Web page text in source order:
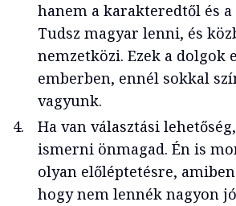
hanem a karakteredtől és a
Tudsz magyar lenni, és
nemzetközi. Ezek a dolgok
emberben, ennél sokkal
vagyunk.
Ha van választási
ismerni önmagad. Én is
olyan előléptetésre,
hogy nem lennék nagyon